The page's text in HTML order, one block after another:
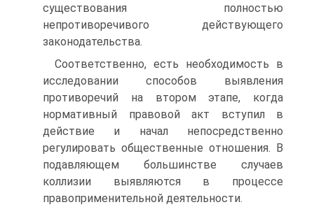
существования полностью
непротиворечивого действующего
законодательства.
Соответственно, есть необходимость в
исследовании способов выявления
противоречий на втором этапе, когда
нормативный правовой акт вступил в
действие и начал непосредственно
регулировать общественные отношения. В
подавляющем большинстве случаев
коллизии выявляются в процессе
правоприменительной деятельности.